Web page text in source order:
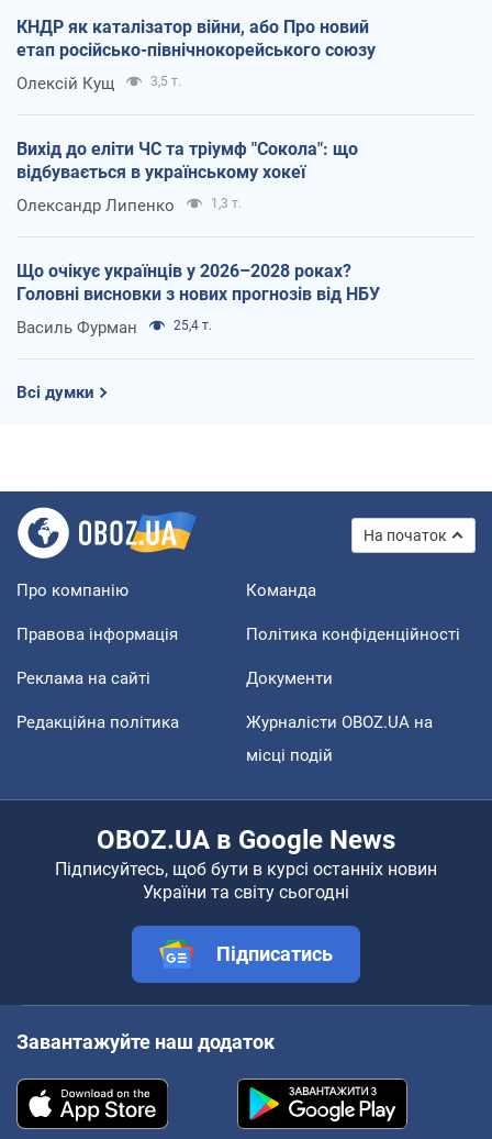
КНДР як каталізатор війни, або Про новий
етап російсько-північнокорейського союзу
Олексій Кущ 3,5 т.
Вихід до еліти ЧС та тріумф "Сокола": що
відбувається в українському хокеї
Олександр Липенко 1,3 т.
Що очікує українців у 2026–2028 роках?
Головні висновки з нових прогнозів від НБУ
Василь Фурман 25,4 т.
Всі думки
На початок
Про компанію Команда
Правова інформація Політика конфіденційності
Реклама на сайті Документи
Редакційна політика
Журналісти OBOZ.UA на
місці подій
OBOZ.UA в Google News
Підписуйтесь, щоб бути в курсі останніх новин
України та світу сьогодні
Підписатись
Завантажуйте наш додаток